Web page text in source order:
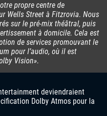
propre centre de
Wells Street à Fitzrovia. Nous
sur le pré-mix théâtral, puis
à domicile. Cela est
de services promouvant le
pour l’audio, où il est
Vision».
deviendraient
Dolby Atmos pour la